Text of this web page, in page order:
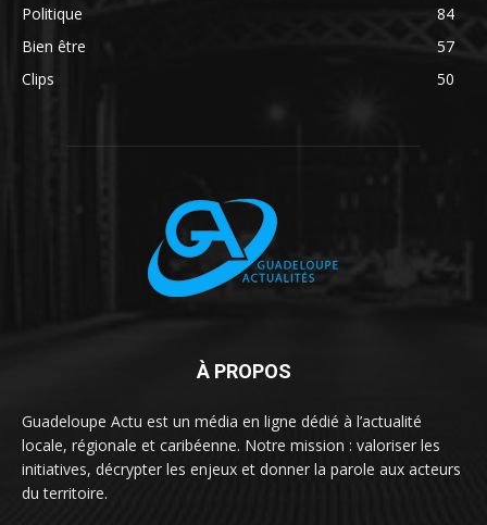
Politique
84
Bien être
57
Clips
50
À PROPOS
Guadeloupe Actu est un média en ligne dédié à l’actualité
locale, régionale et caribéenne. Notre mission : valoriser les
initiatives, décrypter les enjeux et donner la parole aux acteurs
du territoire.